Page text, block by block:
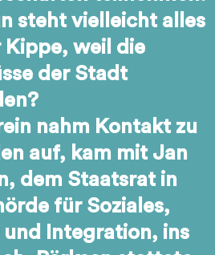
steht vielleicht alles
Kippe, weil die
der Stadt
nahm Kontakt zu
auf, kam mit Jan
dem Staatsrat in
für Soziales,
und Integration, ins